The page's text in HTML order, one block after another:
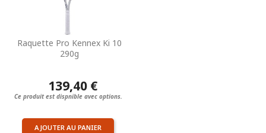
Raquette Pro Kennex Ki 10
290g
139,40 €
Ce produit est dispnible avec options.
AJOUTER AU PANIER